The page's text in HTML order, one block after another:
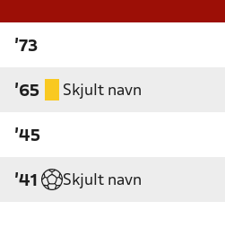
'73
'65 Skjult navn
'45
'41 Skjult navn